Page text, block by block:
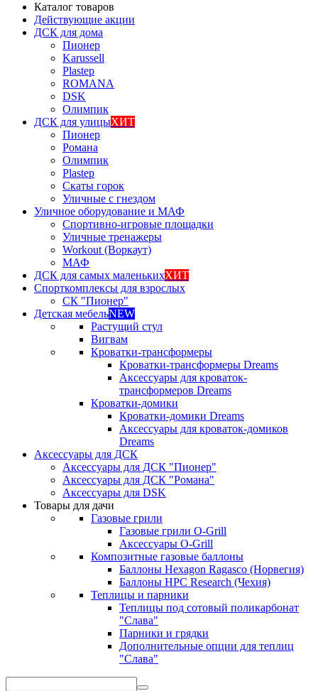
Каталог товаров
Действующие акции
ДСК для дома
Пионер
Karussell
Plastep
ROMANA
DSK
Олимпик
ДСК для улицыХИТ
Пионер
Романа
Олимпик
Plastep
Скаты горок
Уличные с гнездом
Уличное оборудование и МАФ
Спортивно-игровые площадки
Уличные тренажеры
Workout (Воркаут)
МАФ
ДСК для самых маленькихХИТ
Спорткомплексы для взрослых
СК "Пионер"
Детская мебельNEW
Растущий стул
Вигвам
Кроватки-трансформеры
Кроватки-трансформеры Dreams
Аксессуары для кроваток-
трансформеров Dreams
Кроватки-домики
Кроватки-домики Dreams
Аксессуары для кроваток-домиков
Dreams
Аксессуары для ДСК
Аксессуары для ДСК "Пионер"
Аксессуары для ДСК "Романа"
Аксессуары для DSK
Товары для дачи
Газовые грили
Газовые грили O-Grill
Аксессуары O-Grill
Композитные газовые баллоны
Баллоны Hexagon Ragasco (Норвегия)
Баллоны HPC Research (Чехия)
Теплицы и парники
Теплицы под сотовый поликарбонат
"Слава"
Парники и грядки
Дополнительные опции для теплиц
"Слава"